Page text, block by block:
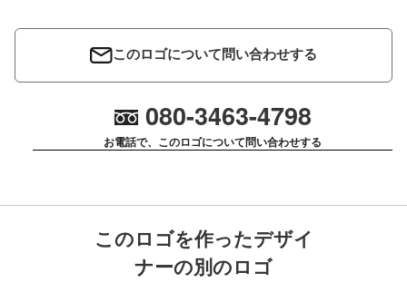
このロゴについて問い合わせする
080-3463-4798
お電話で、このロゴについて問い合わせする
このロゴを作ったデザイ
ナーの別のロゴ